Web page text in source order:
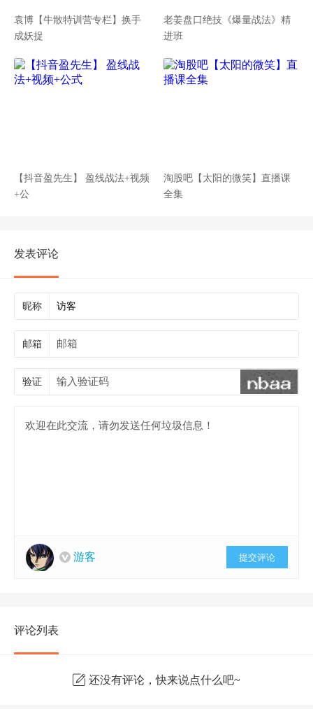
袁博【牛散特训营专栏】换手
成妖捉
老姜盘口绝技《爆量战法》精
进班
【抖音盈先生】 盈线战法+视频
+公
淘股吧【太阳的微笑】直播课
全集
发表评论
昵称
邮箱
验证
游客 提交评论
评论列表
还没有评论，快来说点什么吧~